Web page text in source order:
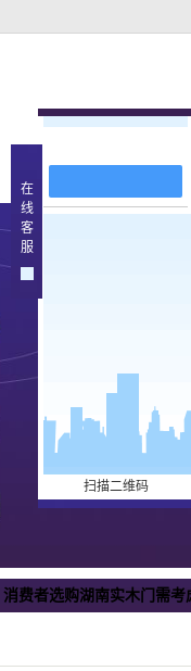
下载地
地址的
地址的
原木烤
消费者选购湖南实木门​需考
在
线
客
服
扫描二维码